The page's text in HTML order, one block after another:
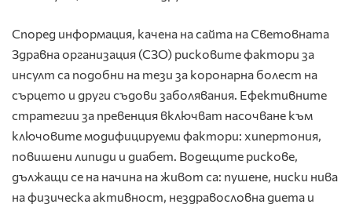
Според информация, качена на сайта на Световната
Здравна организация (СЗО) рисковите фактори за
инсулт са подобни на тези за коронарна болест на
сърцето и други съдови заболявания. Ефективните
стратегии за превенция включват насочване към
ключовите модифицируеми фактори: хипертония,
повишени липиди и диабет. Водещите рискове,
дължащи се на начина на живот са: пушене, ниски нива
на физическа активност, нездравословна диета и